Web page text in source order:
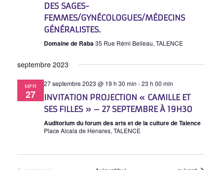
DES SAGES-
FEMMES/GYNÉCOLOGUES/MÉDECINS
GÉNÉRALISTES.
Domaine de Raba35 Rue Rémi Belleau, TALENCE
septembre 2023
MER
27
27 septembre 2023 @ 19 h 30 min -23 h 00 min
INVITATION PROJECTION « CAMILLE ET
SES FILLES » – 27 SEPTEMBRE À 19H30
Auditorium du forum des arts et de la culture de Talence
Place Alcala de Henares, TALENCE